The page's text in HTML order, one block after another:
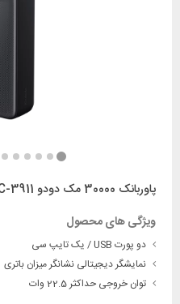
پاوربانک 30000 مک دودو Mcdodo MC-3911 توان 22.5 وات
ویژگی های محصول
دو پورت USB / یک تایپ سی
نمایشگر دیجیتالی نشانگر میزان باتری
توان خروجی حداکثر 22.5 وات